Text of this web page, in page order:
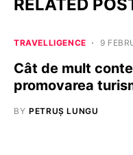
RELATED
TRAVELLIGENCE 9
Cât de mult
promovarea
BY PETRUȘ LUNGU